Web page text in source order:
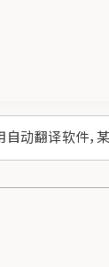
动翻译软件，